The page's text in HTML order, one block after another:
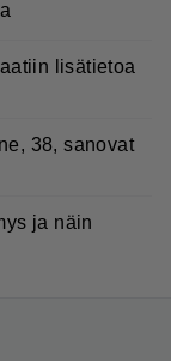
lisätietoa
38, sanovat
ja näin